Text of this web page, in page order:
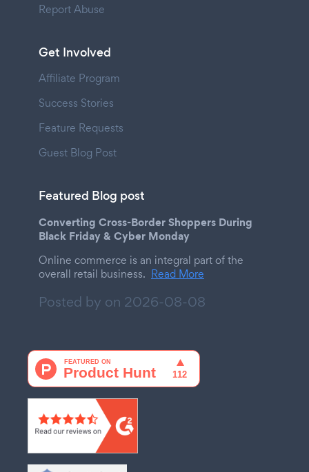
Report Abuse
Get Involved
Affiliate Program
Success Stories
Feature Requests
Guest Blog Post
Featured Blog post
Converting Cross-Border Shoppers During
Black Friday & Cyber Monday
Online commerce is an integral part of the
overall retail business. Read More
Posted by on 2026-08-08